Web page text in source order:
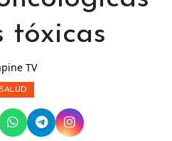
tóxicas
TV
SALUD